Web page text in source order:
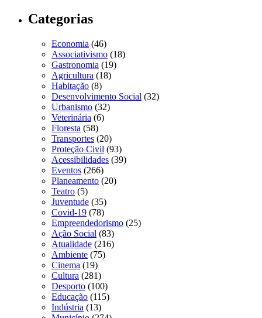
Categorias
Economia (46)
Associativismo (18)
Gastronomia (19)
Agricultura (18)
Habitação (8)
Desenvolvimento Social (32)
Urbanismo (32)
Veterinária (6)
Floresta (58)
Transportes (20)
Proteção Civil (93)
Acessibilidades (39)
Eventos (266)
Planeamento (20)
Teatro (5)
Juventude (35)
Covid-19 (78)
Empreendedorismo (25)
Ação Social (83)
Atualidade (216)
Ambiente (75)
Cinema (19)
Cultura (281)
Desporto (100)
Educação (115)
Indústria (13)